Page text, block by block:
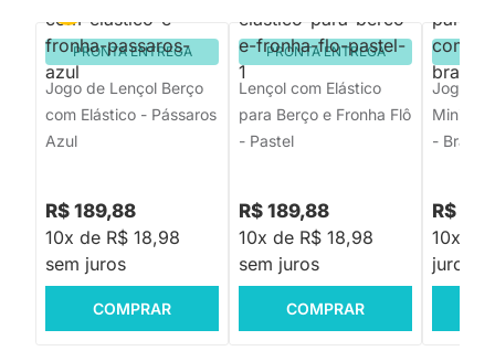
PRONTA ENTREGA
Jogo de Lençol Berço
com Elástico - Pássaros
Azul
R$ 189,88
10x de R$ 18,98
sem juros
COMPRAR
PRONTA ENTREGA
Lençol com Elástico
para Berço e Fronha Flô
- Pastel
R$ 189,88
10x de R$ 18,98
sem juros
COMPRAR
Jogo de
Mini
- Branco
R$
10x de
juros